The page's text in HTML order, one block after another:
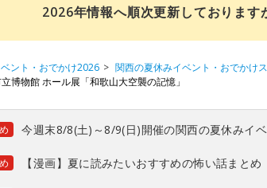
2026年情報へ順次更新しております
ント・おでかけ2026 関西の夏休みイベント・おでかけ
博物館 ホール展「和歌山大空襲の記憶」
今週末8/8(土)～8/9(日)開催の関西の夏休みイ
【漫画】夏に読みたいおすすめの怖い話まとめ